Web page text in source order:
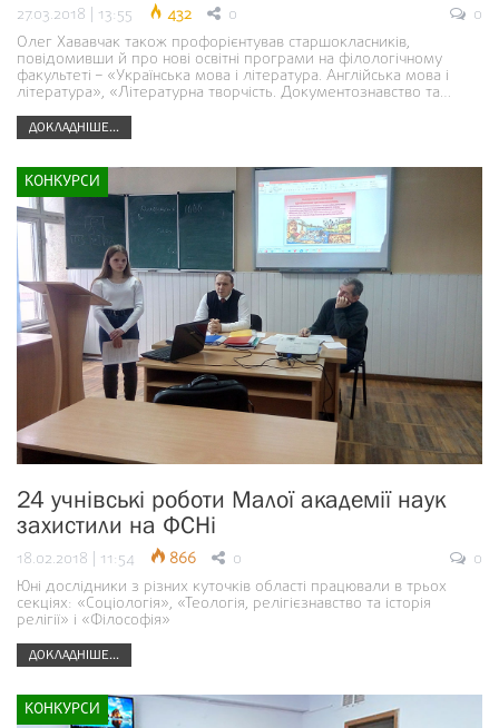
27.03.2018 | 13:55 432 0
0
Олег Хававчак також профорієнтував старшокласників,
повідомивши й про нові освітні програми на філологічному
факультеті – «Українська мова і література. Англійська мова і
література», «Літературна творчість. Документознавство та…
ДОКЛАДНІШЕ...
КОНКУРСИ
24 учнівські роботи Малої академії наук
захистили на ФСНі
18.02.2018 | 11:54 866 0
0
Юні дослідники з різних куточків області працювали в трьох
секціях: «Соціологія», «Теологія, релігієзнавство та історія
релігії» і «Філософія»
ДОКЛАДНІШЕ...
КОНКУРСИ